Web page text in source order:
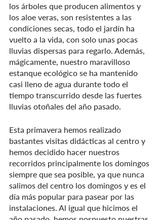
los árboles que producen alimentos y
los aloe veras, son resistentes a las
condiciones secas, todo el jardín ha
vuelto a la vida, con solo unas pocas
lluvias dispersas para regarlo. Además,
mágicamente, nuestro maravilloso
estanque ecológico se ha mantenido
casi lleno de agua durante todo el
tiempo transcurrido desde las fuertes
lluvias otoñales del año pasado.
Esta primavera hemos realizado
bastantes visitas didácticas al centro y
hemos decidido hacer nuestros
recorridos principalmente los domingos
siempre que sea posible, ya que nunca
salimos del centro los domingos y es el
día más popular para pasear por las
instalaciones. Al igual que hicimos el